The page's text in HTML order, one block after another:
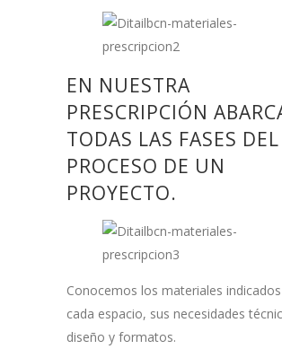
EN NUESTRA
PRESCRIPCIÓN
TODAS LAS FASES DEL
PROCESO DE UN
PROYECTO.
Conocemos los materiales
cada espacio, sus necesidades
diseño y formatos.